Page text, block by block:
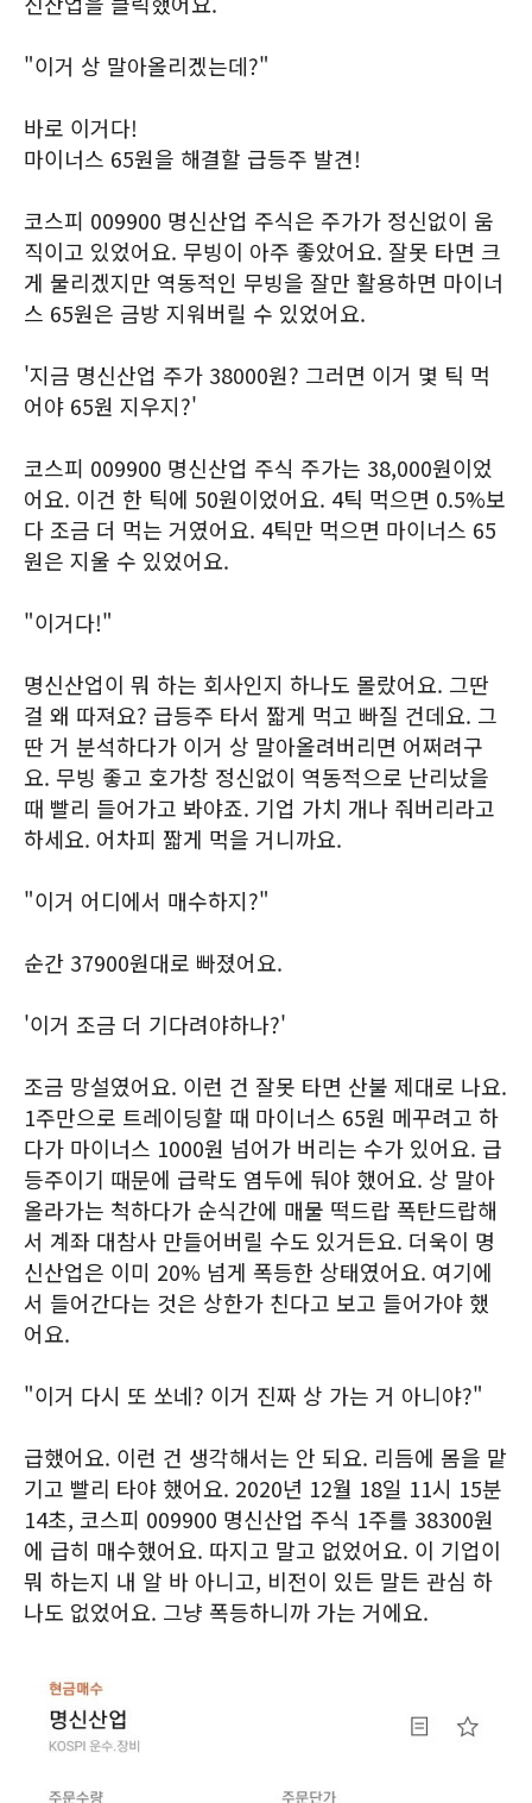
"이거 상 말아올리겠는데?"
바로 이거다!
마이너스 65원을 해결할 급등주 발견!
코스피 009900 명신산업 주식은 주가가 정신없이 움
직이고 있었어요. 무빙이 아주 좋았어요. 잘못 타면 크
게 물리겠지만 역동적인 무빙을 잘만 활용하면 마이너
스 65원은 금방 지워버릴 수 있었어요.
'지금 명신산업 주가 38000원? 그러면 이거 몇 틱 먹
어야 65원 지우지?'
코스피 009900 명신산업 주식 주가는 38,000원이었
어요. 이건 한 틱에 50원이었어요. 4틱 먹으면 0.5%보
다 조금 더 먹는 거였어요. 4틱만 먹으면 마이너스 65
원은 지울 수 있었어요.
"이거다!"
명신산업이 뭐 하는 회사인지 하나도 몰랐어요. 그딴
걸 왜 따져요? 급등주 타서 짧게 먹고 빠질 건데요. 그
딴 거 분석하다가 이거 상 말아올려버리면 어쩌려구
요. 무빙 좋고 호가창 정신없이 역동적으로 난리났을
때 빨리 들어가고 봐야죠. 기업 가치 개나 줘버리라고
하세요. 어차피 짧게 먹을 거니까요.
"이거 어디에서 매수하지?"
순간 37900원대로 빠졌어요.
'이거 조금 더 기다려야하나?'
조금 망설였어요. 이런 건 잘못 타면 산불 제대로 나요.
1주만으로 트레이딩할 때 마이너스 65원 메꾸려고 하
다가 마이너스 1000원 넘어가 버리는 수가 있어요. 급
등주이기 때문에 급락도 염두에 둬야 했어요. 상 말아
올라가는 척하다가 순식간에 매물 떡드랍 폭탄드랍해
서 계좌 대참사 만들어버릴 수도 있거든요. 더욱이 명
신산업은 이미 20% 넘게 폭등한 상태였어요. 여기에
서 들어간다는 것은 상한가 친다고 보고 들어가야 했
어요.
"이거 다시 또 쏘네? 이거 진짜 상 가는 거 아니야?"
급했어요. 이런 건 생각해서는 안 되요. 리듬에 몸을 맡
기고 빨리 타야 했어요. 2020년 12월 18일 11시 15분
14초, 코스피 009900 명신산업 주식 1주를 38300원
에 급히 매수했어요. 따지고 말고 없었어요. 이 기업이
뭐 하는지 내 알 바 아니고, 비전이 있든 말든 관심 하
나도 없었어요. 그냥 폭등하니까 가는 거에요.